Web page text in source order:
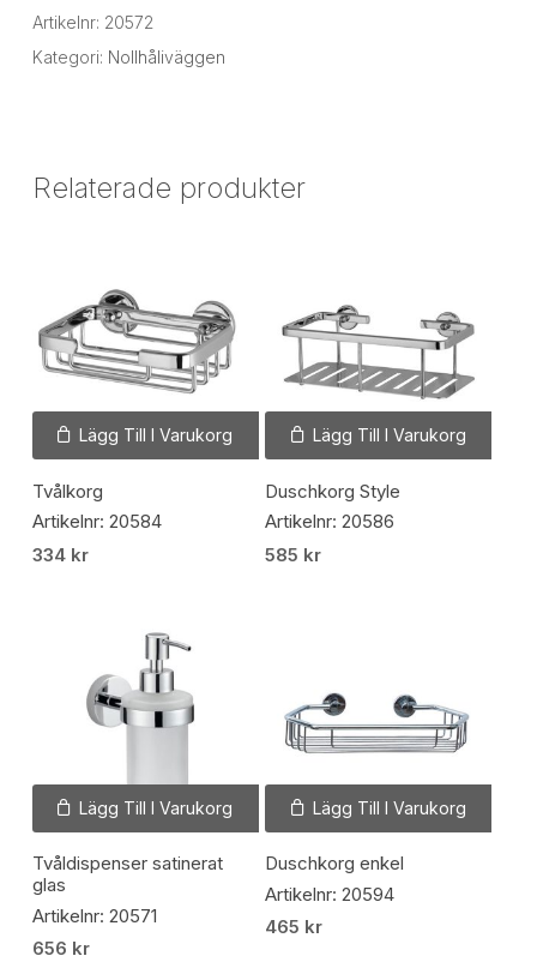
Artikelnr: 20572
Kategori: Nollhåliväggen
Relaterade produkter
Lägg Till I Varukorg
Tvålkorg
Artikelnr: 20584
334 kr
Lägg Till I Varukorg
Duschkorg Style
Artikelnr: 20586
585 kr
Lägg Till I Varukorg
Tvåldispenser satinerat
glas
Artikelnr: 20571
656 kr
Lägg Till I Varukorg
Duschkorg enkel
Artikelnr: 20594
465 kr